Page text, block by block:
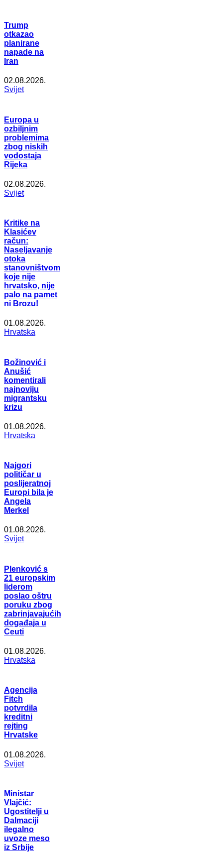
Trump
otkazao
planirane
napade na
Iran
02.08.2026.
Svijet
Europa u
ozbiljnim
problemima
zbog niskih
vodostaja
Rijeka
02.08.2026.
Svijet
Kritike na
Klasićev
račun:
Naseljavanje
otoka
stanovništvom
koje nije
hrvatsko, nije
palo na pamet
ni Brozu!
01.08.2026.
Hrvatska
Božinović i
Anušić
komentirali
najnoviju
migrantsku
krizu
01.08.2026.
Hrvatska
Najgori
političar u
poslijeratnoj
Europi bila je
Angela
Merkel
01.08.2026.
Svijet
Plenković s
21 europskim
liderom
poslao oštru
poruku zbog
zabrinjavajućih
događaja u
Ceuti
01.08.2026.
Hrvatska
Agencija
Fitch
potvrdila
kreditni
rejting
Hrvatske
01.08.2026.
Svijet
Ministar
Vlajčić:
Ugostitelji u
Dalmaciji
ilegalno
uvoze meso
iz Srbije